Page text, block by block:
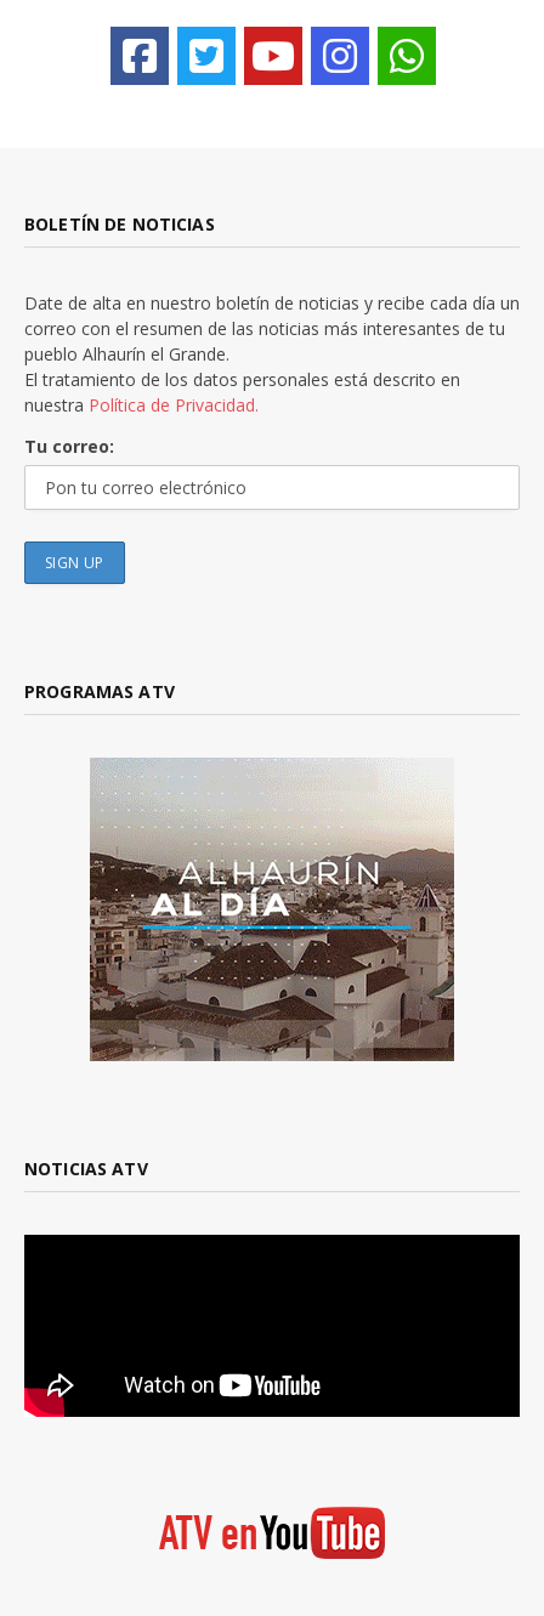
BOLETÍN DE NOTICIAS
Date de alta en nuestro boletín de noticias y recibe cada día un
correo con el resumen de las noticias más interesantes de tu
pueblo Alhaurín el Grande.
El tratamiento de los datos personales está descrito en
nuestra Política de Privacidad.
Tu correo:
PROGRAMAS ATV
NOTICIAS ATV